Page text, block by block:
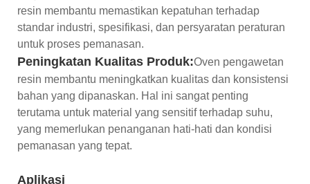
resin membantu memastikan kepatuhan terhadap
standar industri, spesifikasi, dan persyaratan peraturan
untuk proses pemanasan.
Peningkatan Kualitas Produk:Oven pengawetan
resin membantu meningkatkan kualitas dan konsistensi
bahan yang dipanaskan. Hal ini sangat penting
terutama untuk material yang sensitif terhadap suhu,
yang memerlukan penanganan hati-hati dan kondisi
pemanasan yang tepat.
Aplikasi